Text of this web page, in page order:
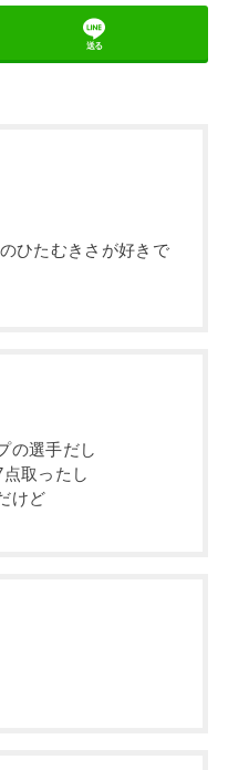
送る
ひたむきさが好きで
の選手だし
取ったし
けど